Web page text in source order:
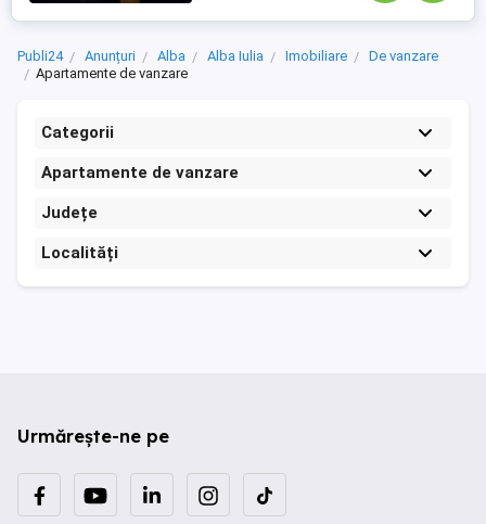
Publi24 Anunțuri Alba Alba Iulia Imobiliare
De vanzare
Apartamente de vanzare
Categorii
Apartamente de vanzare
Județe
Localități
Urmărește-ne pe